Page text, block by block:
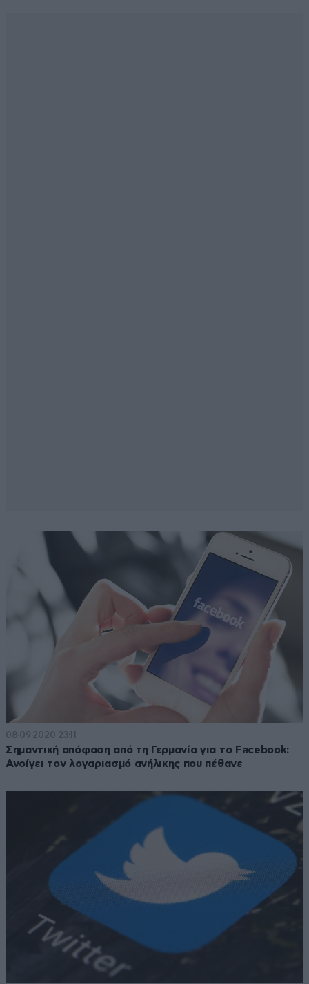
08·09·2020 23:11
Σημαντική απόφαση από τη Γερμανία για το Facebook:
Ανοίγει τον λογαριασμό ανήλικης που πέθανε